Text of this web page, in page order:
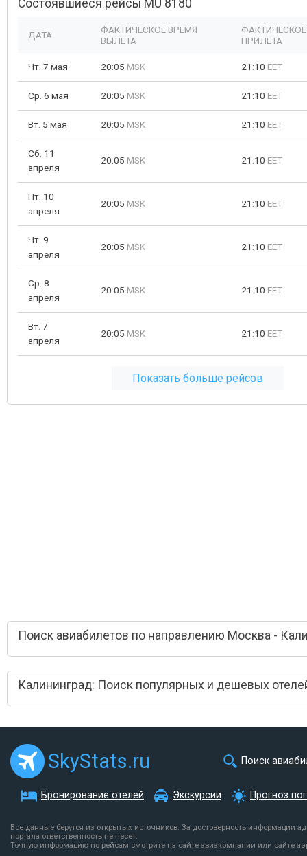
Состоявшиеся рейсы MU 8180
ДАТА
ФАКТИЧЕСКОЕ ВРЕМЯ
ВЫЛЕТА
ПРИЛЕТА
Чт. 7 мая 20:05 MSK 21:10 EET
Ср. 6 мая 20:05 MSK 21:10 EET
Вт. 5 мая 20:05 MSK 21:10 EET
Сб. 11
апреля
20:05 MSK 21:10 EET
Пт. 10
апреля
20:05 MSK 21:10 EET
Чт. 9
апреля
20:05 MSK 21:10 EET
Ср. 8
апреля
20:05 MSK 21:10 EET
Вт. 7
апреля
20:05 MSK 21:10 EET
Показать больше рейсов
Поиск авиабилетов по направлению Москва -
Калининград: Поиск популярных и дешевых
SkyStats.ru Поиск
Бронирование отелей Экскурсии Прогноз
Все данные берутся из открытых источников. За достоверность информации
портала ответственность не несет.
Точную информацию по рейсам смотрите на сайте авиакомпании или сайте